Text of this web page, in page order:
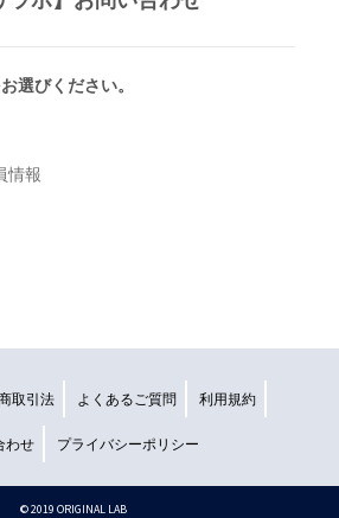
取引法 よくあるご質問 利用規約
わせ プライバシーポリシー
©︎ 2019 ORIGINAL LAB